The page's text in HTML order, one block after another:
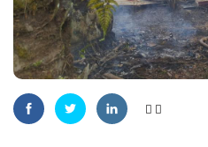
Mantan
Suami
Diduga
Bacok
Perempuan
hingga
Tewas di
Pekanbaru
07
Aug,
2026
46
views
INDRAGIRI
HILIR